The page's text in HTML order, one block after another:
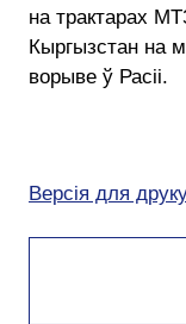
на трактарах
Кыргызстан на
ворыве ў Расіі.
Версія для